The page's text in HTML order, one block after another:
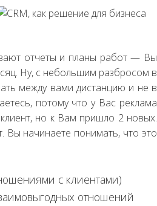
отчеты и планы работ — Вы
Ну, с небольшим разбросом в
между вами дистанцию и не в
потому что у Вас реклама
но к Вам пришло 2 новых.
Вы начинаете понимать, что это
с клиентами)
отношений